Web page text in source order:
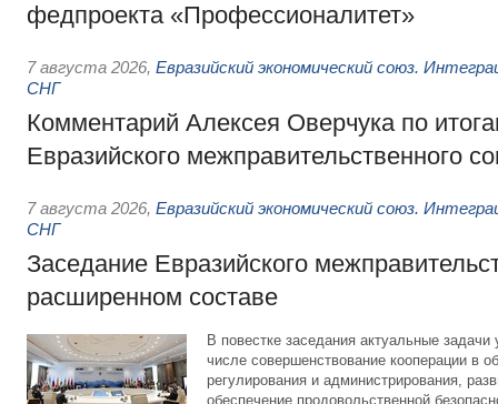
федпроекта «Профессионалитет»
7 августа 2026, Евразийский экономический союз.
СНГ
Комментарий Алексея Оверчука по
Евразийского межправительственного
7 августа 2026, Евразийский экономический союз.
СНГ
Заседание Евразийского
расширенном составе
В повестке заседания актуальные задачи
числе совершенствование кооперации в
регулирования и администрирования,
обеспечение продовольственной